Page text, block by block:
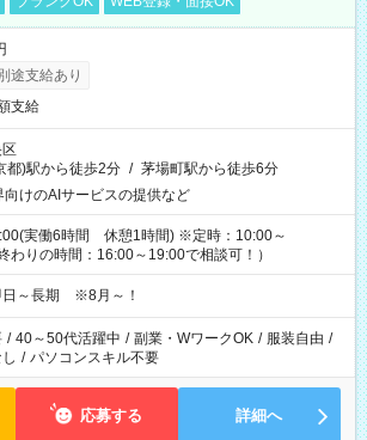
途支給あり
支給
都)駅から徒歩2分 / 茅場町駅から徒歩6分
向けのAIサービスの提供など
実働6時間 休憩1時間) ※定時：10:00～
わりの時間：16:00～19:00で相談可！）
日～長期 ※8月～！
/ 40～50代活躍中 / 副業・WワークOK / 服装自由 /
/ パソコンスキル不要
応募する 詳細へ